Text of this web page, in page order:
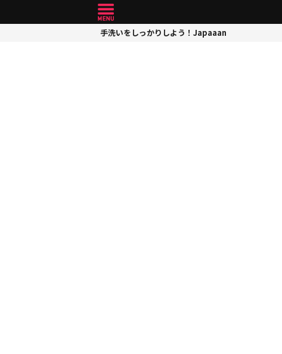
手洗いをしっかりしよう！Japaaan